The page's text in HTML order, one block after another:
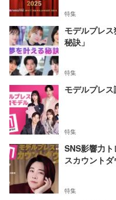
特集
モデルプレ
秘訣」
特集
モデルプレ
特集
SNS影響力
スカウントダ
特集